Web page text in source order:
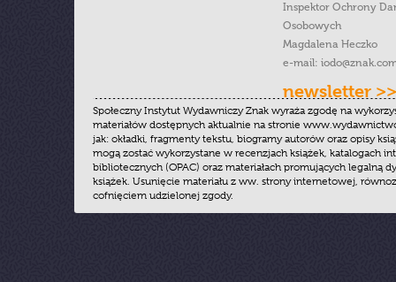
Inspektor Ochrony
Osobowych
Magdalena Heczko
e-mail:
newsletter >>
Społeczny Instytut Wydawniczy Znak wyraża zgodę na
materiałów dostępnych aktualnie na stronie
jak: okładki, fragmenty tekstu, biogramy autorów oraz opisy
mogą zostać wykorzystane w recenzjach książek, katalogach
bibliotecznych (OPAC) oraz materiałach promujących legalną
książek. Usunięcie materiału z ww. strony internetowej,
cofnięciem udzielonej zgody.